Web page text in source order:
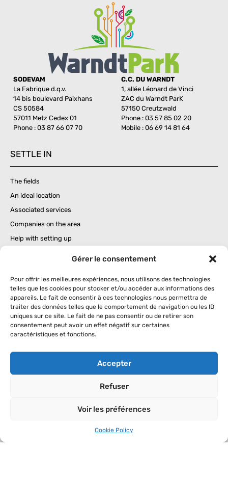
Gérer le consentement
Pour offrir les meilleures expériences, nous utilisons des technologies
telles que les cookies pour stocker et/ou accéder aux informations des
appareils. Le fait de consentir à ces technologies nous permettra de
traiter des données telles que le comportement de navigation ou les ID
uniques sur ce site. Le fait de ne pas consentir ou de retirer son
consentement peut avoir un effet négatif sur certaines
caractéristiques et fonctions.
Accepter
Refuser
Voir les préférences
Cookie Policy
SODEVAM
La Fabrique d.q.v.
14 bis boulevard Paixhans
CS 50584
57011 Metz Cedex 01
Phone : 03 87 66 07 70
C.C. DU WARNDT
1, allée Léonard de Vinci
ZAC du Warndt ParK
57150 Creutzwald
Phone : 03 57 85 02 20
Mobile : 06 69 14 81 64
SETTLE IN
The fields
An ideal location
Associated services
Companies on the area
Help with setting up
BUSINESS IMPLANTATION
Businesses in the region
Services and leisure
What is a concerted business zone ?